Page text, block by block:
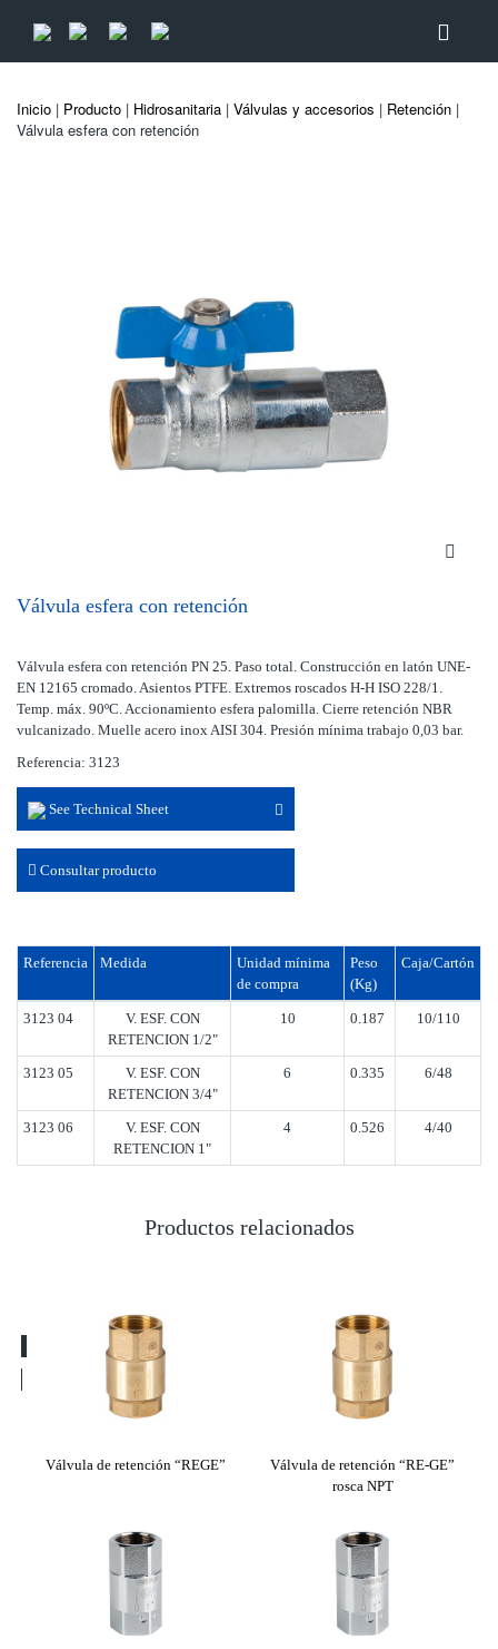
Inicio | Producto | Hidrosanitaria | Válvulas y accesorios | Retención |
Válvula esfera con retención
Válvula esfera con retención
Válvula esfera con retención PN 25. Paso total. Construcción en latón UNE-
EN 12165 cromado. Asientos PTFE. Extremos roscados H-H ISO 228/1.
Temp. máx. 90ºC. Accionamiento esfera palomilla. Cierre retención NBR
vulcanizado. Muelle acero inox AISI 304. Presión mínima trabajo 0,03 bar.
Referencia: 3123
See Technical Sheet
Consultar producto
Referencia Medida
Unidad mínima
de compra
Peso
(Kg)
Caja/Cartón
3123 04
V. ESF. CON
RETENCION 1/2"
10 0.187 10/110
3123 05
V. ESF. CON
RETENCION 3/4"
6 0.335 6/48
3123 06
V. ESF. CON
RETENCION 1"
4 0.526 4/40
Productos relacionados
Válvula de retención “REGE”
Válvula de retención “RE-GE”
rosca NPT